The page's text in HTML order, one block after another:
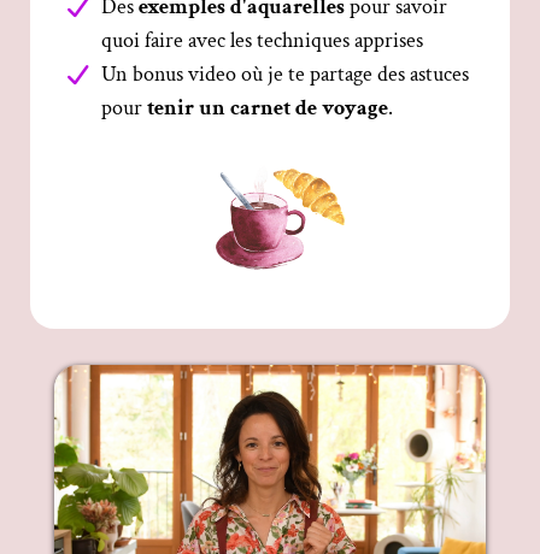
Desexemples d'aquarellespour savoir
quoi faire avec les techniques apprises
Un bonus video où je te partage des astuces
pourtenir un carnet de voyage.